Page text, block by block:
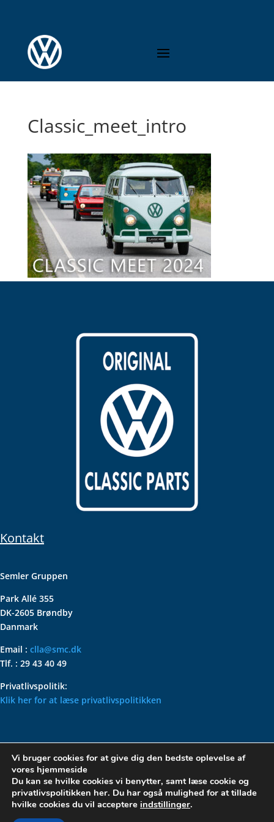
Classic_meet_intro
Kontakt
Semler Gruppen
Park Allé 355
DK-2605 Brøndby
Danmark
Email : clla@smc.dk
Tlf. : 29 43 40 49
Privatlivspolitik:
Klik her for at læse privatlivspolitikken
VOLKSWAGEN CLASSIC
PARTS – HOLDER DIN
KLASSISKE VOLKSWAGEN I
TOPFORM
Vi bruger cookies for at give dig den bedste oplevelse af
vores hjemmeside
Du kan se hvilke cookies vi benytter, samt læse cookie og
privatlivspolitikken her. Du har også mulighed for at tillade
hvilke cookies du vil acceptere indstillinger.